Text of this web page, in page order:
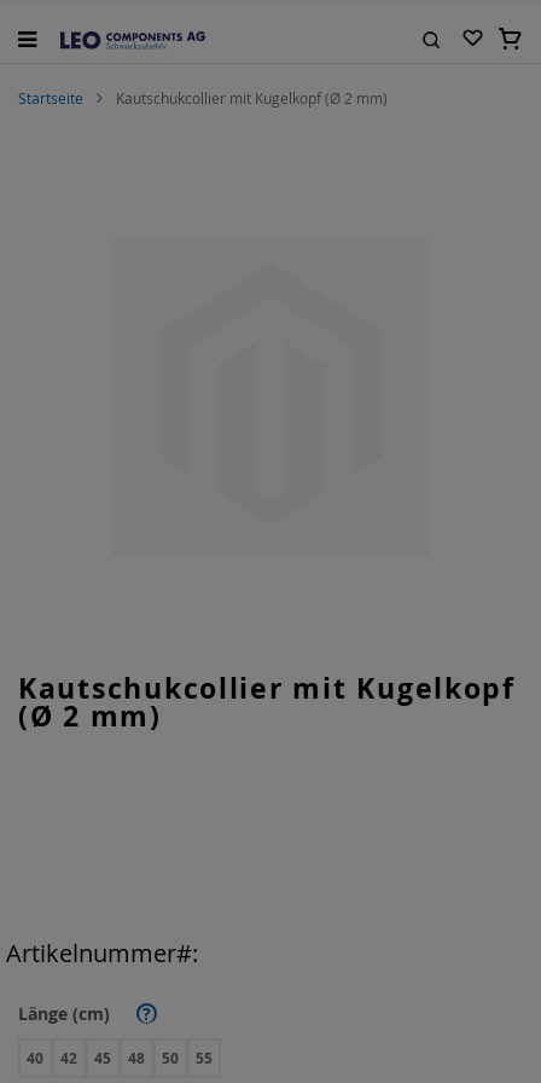
Inhalt
Startseite Kautschukcollier mit Kugelkopf (Ø 2 mm)
Kautschukcollier mit Kugelkopf
(Ø 2 mm)
Länge (cm) ?
40 42 45 48 50 55
Artikelnummer
Anfang
der
Bildgalerie